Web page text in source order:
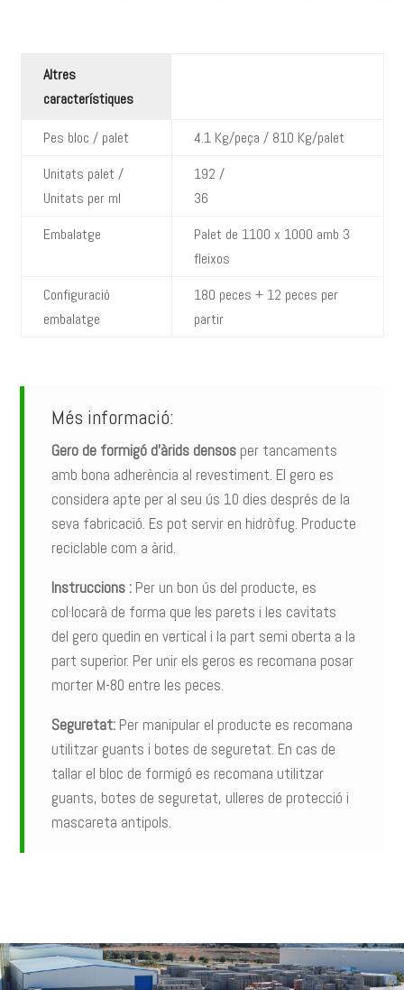
Altres
característiques
Pes bloc / palet
4.1 Kg/peça / 810 Kg/palet
Unitats palet /
Unitats per ml
192 /
36
Embalatge
Palet de 1100 x 1000 amb 3
fleixos
Configuració
embalatge
180 peces + 12 peces per
partir
Més informació:
Gero de formigó d’àrids densos per tancaments
amb bona adherència al revestiment. El gero es
considera apte per al seu ús 10 dies després de la
seva fabricació. Es pot servir en hidròfug. Producte
reciclable com a àrid.
Instruccions : Per un bon ús del producte, es
col·locarà de forma que les parets i les cavitats
del gero quedin en vertical i la part semi oberta a la
part superior. Per unir els geros es recomana posar
morter M-80 entre les peces.
Seguretat: Per manipular el producte es recomana
utilitzar guants i botes de seguretat. En cas de
tallar el bloc de formigó es recomana utilitzar
guants, botes de seguretat, ulleres de protecció i
mascareta antipols.